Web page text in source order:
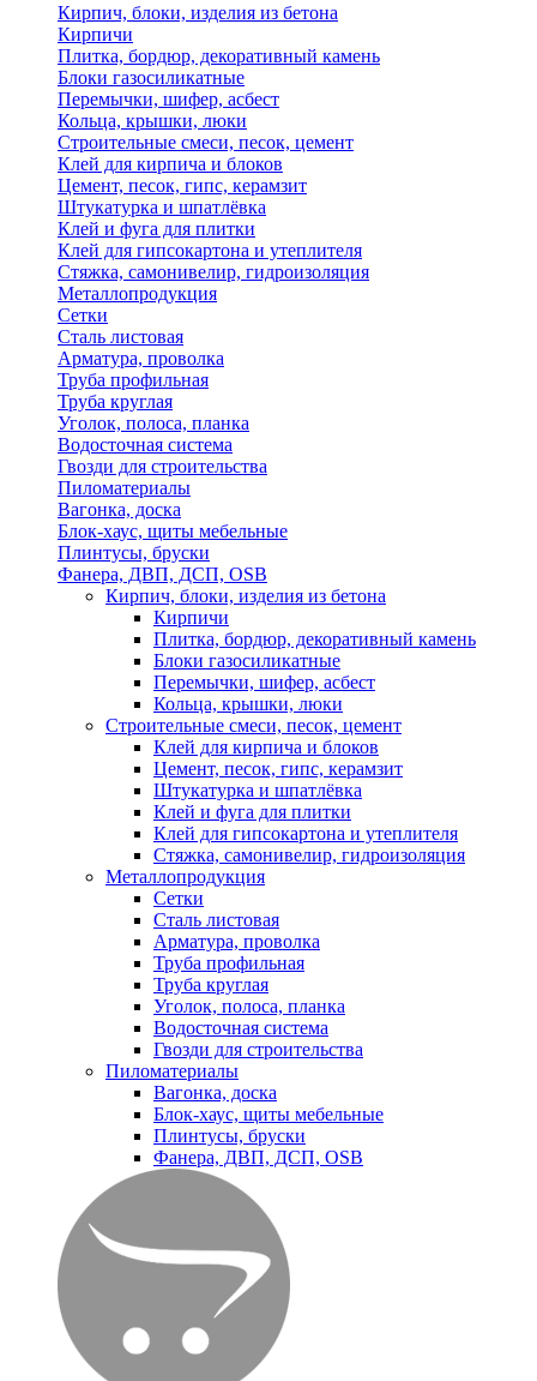
Кирпич, блоки, изделия из бетона
Кирпичи
Плитка, бордюр, декоративный камень
Блоки газосиликатные
Перемычки, шифер, асбест
Кольца, крышки, люки
Строительные смеси, песок, цемент
Клей для кирпича и блоков
Цемент, песок, гипс, керамзит
Штукатурка и шпатлёвка
Клей и фуга для плитки
Клей для гипсокартона и утеплителя
Стяжка, самонивелир, гидроизоляция
Металлопродукция
Сетки
Сталь листовая
Арматура, проволка
Труба профильная
Труба круглая
Уголок, полоса, планка
Водосточная система
Гвозди для строительства
Пиломатериалы
Вагонка, доска
Блок-хаус, щиты мебельные
Плинтусы, бруски
Фанера, ДВП, ДСП, OSB
Кирпич, блоки, изделия из бетона
Кирпичи
Плитка, бордюр, декоративный камень
Блоки газосиликатные
Перемычки, шифер, асбест
Кольца, крышки, люки
Строительные смеси, песок, цемент
Клей для кирпича и блоков
Цемент, песок, гипс, керамзит
Штукатурка и шпатлёвка
Клей и фуга для плитки
Клей для гипсокартона и утеплителя
Стяжка, самонивелир, гидроизоляция
Металлопродукция
Сетки
Сталь листовая
Арматура, проволка
Труба профильная
Труба круглая
Уголок, полоса, планка
Водосточная система
Гвозди для строительства
Пиломатериалы
Вагонка, доска
Блок-хаус, щиты мебельные
Плинтусы, бруски
Фанера, ДВП, ДСП, OSB